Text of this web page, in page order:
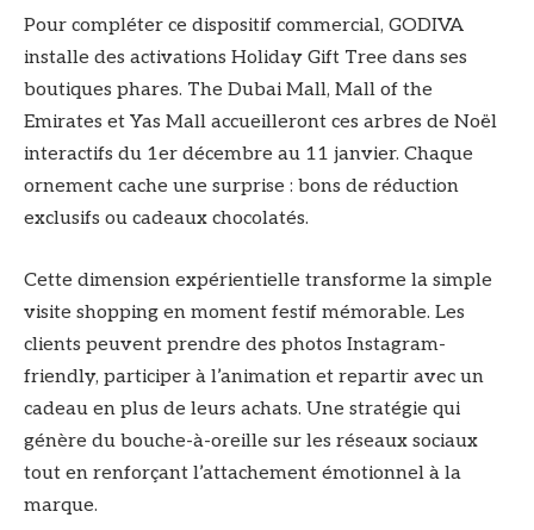
Pour compléter ce dispositif commercial, GODIVA
installe des activations Holiday Gift Tree dans ses
boutiques phares. The Dubai Mall, Mall of the
Emirates et Yas Mall accueilleront ces arbres de Noël
interactifs du 1er décembre au 11 janvier. Chaque
ornement cache une surprise : bons de réduction
exclusifs ou cadeaux chocolatés.
Cette dimension expérientielle transforme la simple
visite shopping en moment festif mémorable. Les
clients peuvent prendre des photos Instagram-
friendly, participer à l’animation et repartir avec un
cadeau en plus de leurs achats. Une stratégie qui
génère du bouche-à-oreille sur les réseaux sociaux
tout en renforçant l’attachement émotionnel à la
marque.